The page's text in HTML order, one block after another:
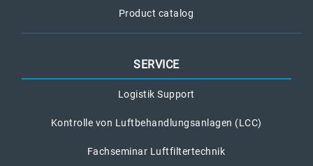
Product catalog
SERVICE
Logistik Support
Kontrolle von Luftbehandlungsanlagen (LCC)
Fachseminar Luftfiltertechnik